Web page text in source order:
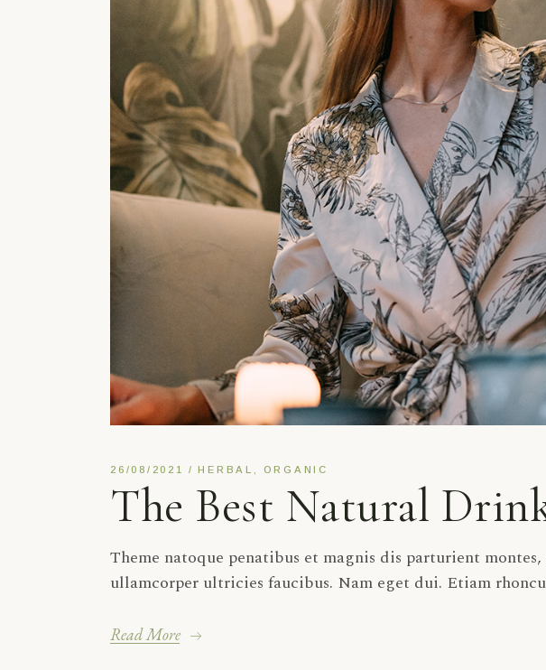
26/08/2021 HERBAL ORGANIC
The Best Natural
Theme natoque penatibus et magnis dis parturient
ullamcorper ultricies faucibus. Nam eget dui. Etiam
Read More